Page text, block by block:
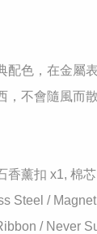
配色，在金屬
不會隨風而散
香薰扣 x1, 棉
Steel / Magnet
/ Never